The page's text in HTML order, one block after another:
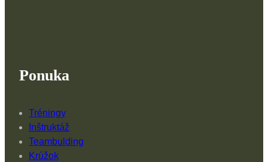
Ponuka
Tréningy
Inštruktáž
Teambulding
Krúžok